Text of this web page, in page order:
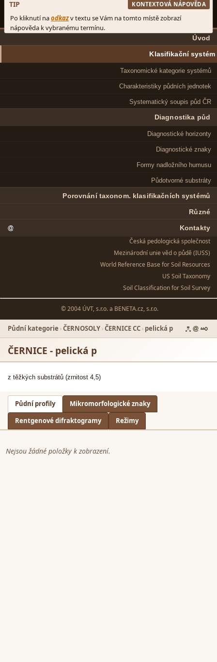
Úvod
Klasifikační systém
Taxonomické kategorie systémů
Charakteristiky půdních jednotek
Systematický soupis půd ČR
Diagnostika půd
Diagnostické horizonty
Diagnostické znaky
Formy nadložního humusu
Půdotvorné substráty
Porovnání taxonom. klasifikačních systémů
Různé
Kontakty
Česká pedologická společnost
Mezinárodní unie věd o půdě (IUSS)
World Reference Base for Soil Resources
US Soil Taxonomy
Soil Classification for Soil Survey
© 2004 ÚVT, s.r.o. a BENETA.cz, s.r.o.
Půdní kategorie›ČERNOSOLY›ČERNICE CC› pelická p
ČERNICE - pelická p
z těžkých substrátů (zrnitost 4,5)
Půdní profily
Mikromorfologické znaky
Rentgenové difraktogramy
Režimy